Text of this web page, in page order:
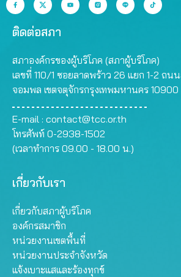
ติดต่อสภา
สภาองค์กรของผู้บริโภค (สภาผู้บริโภค)
เลขที่ 110/1 ซอยลาดพร้าว 26 แยก 1-2 ถน
จอมพล เขตจตุจักรกรุงเทพมหานคร 10900
E-mail : contact@tcc.or.th
โทรศัพท์ 0-2938-1502
(เวลาทำการ 09.00 - 18.00 น.)
เกี่ยวกับเรา
เกี่ยวกับสภาผู้บริโภค
องค์กรสมาชิก
หน่วยงานเขตพื้นที่
หน่วยงานประจำจังหวัด
แจ้งเบาะแสและร้องทุกข์